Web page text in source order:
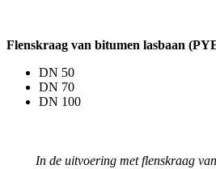
Flenskraag van bitumen lasbaan
DN 50
DN 70
DN 100
In de uitvoering met flenskraag